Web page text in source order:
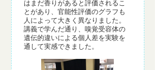
はまだ香りがあると評価されるこ
とがあり、官能性評価のグラフも
人によって大きく異なりました。
講義で学んだ通り、嗅覚受容体の
遺伝的違いによる個人差を実験を
通して実感できました。